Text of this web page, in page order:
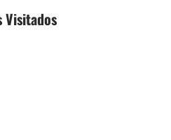
Visitados
a continuación.